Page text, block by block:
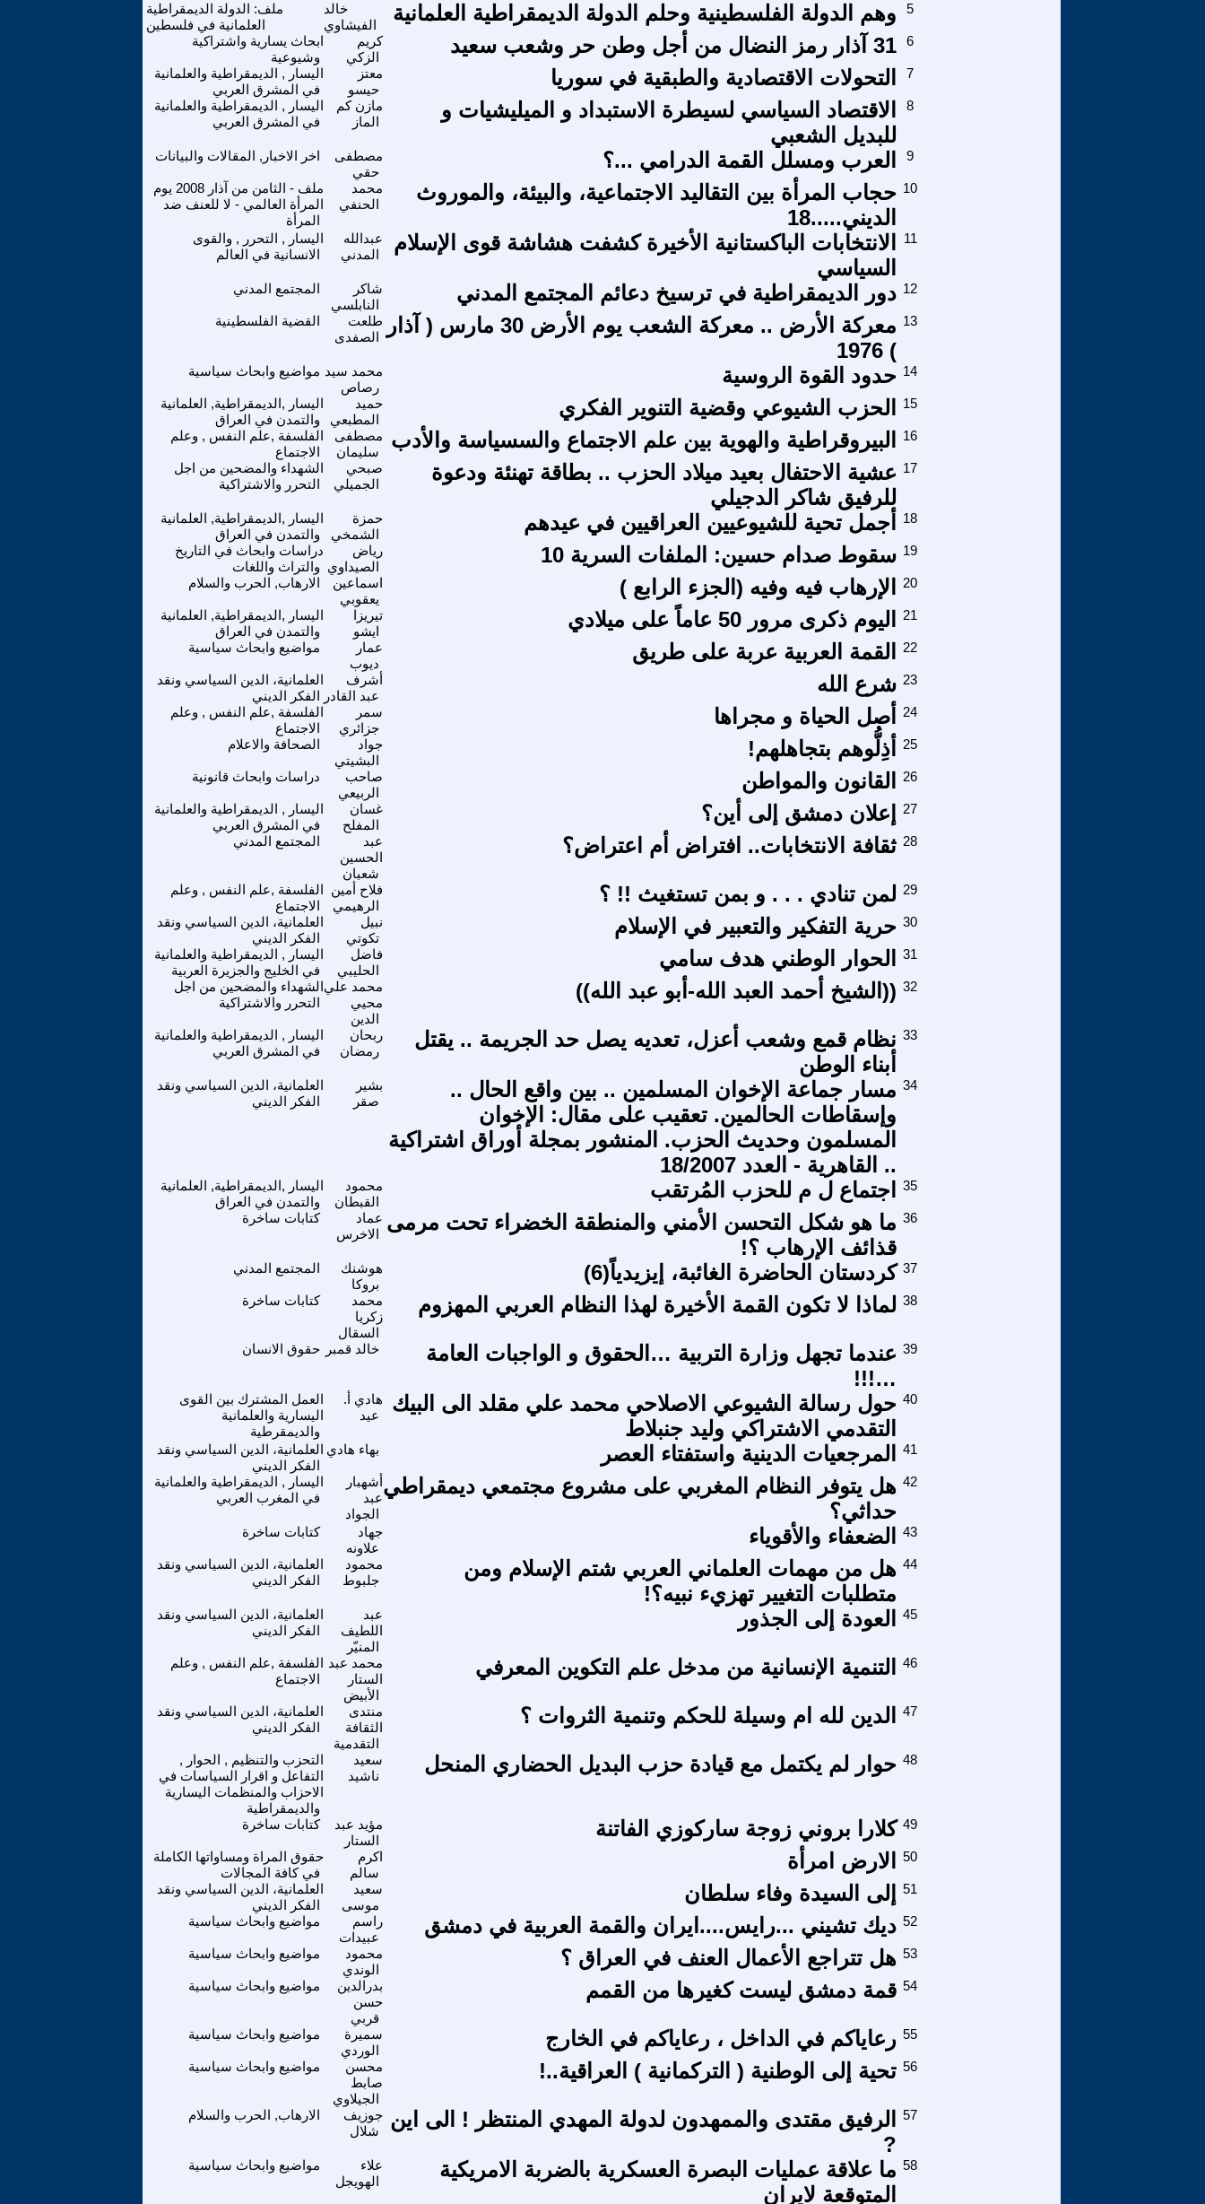
ملف: الدولة الديمقراطية
العلمانية في فلسطين
خالد
الفيشاوي
وهم الدولة الفلسطينية وحلم الدولة الديمقراطية العلمانية 5
ابحاث يسارية واشتراكية
وشيوعية
كريم
الزكي
31 آذار رمز النضال من أجل وطن حر وشعب سعيد 6
اليسار , الديمقراطية والعلمانية
في المشرق العربي
معتز
حيسو
التحولات الاقتصادية والطبقية في سوريا 7
اليسار , الديمقراطية والعلمانية
في المشرق العربي
مازن كم
الماز
الاقتصاد السياسي لسيطرة الاستبداد و الميليشيات و
للبديل الشعبي
8
اخر الاخبار, المقالات والبيانات
مصطفى
حقي
العرب ومسلل القمة الدرامي ...؟ 9
ملف - الثامن من آذار 2008 يوم
المرأة العالمي - لا للعنف ضد
المرأة
محمد
الحنفي
حجاب المرأة بين التقاليد الاجتماعية، والبيئة، والموروث
الديني.....18
10
اليسار , التحرر , والقوى
الانسانية في العالم
عبدالله
المدني
الانتخابات الباكستانية الأخيرة كشفت هشاشة قوى الإسلام
السياسي
11
المجتمع المدني
شاكر
النابلسي
دور الديمقراطية في ترسيخ دعائم المجتمع المدني 12
القضية الفلسطينية
طلعت
الصفدى
معركة الأرض .. معركة الشعب يوم الأرض 30 مارس ( آذار
) 1976
13
مواضيع وابحاث سياسية محمد سيد
رصاص
حدود القوة الروسية 14
اليسار ,الديمقراطية, العلمانية
والتمدن في العراق
حميد
المطبعي
الحزب الشيوعي وقضية التنوير الفكري 15
الفلسفة ,علم النفس , وعلم
الاجتماع
مصطفى
سليمان
البيروقراطية والهوية بين علم الاجتماع والسسياسة والأدب 16
الشهداء والمضحين من اجل
التحرر والاشتراكية
صبحي
الجميلي
عشية الاحتفال بعيد ميلاد الحزب .. بطاقة تهنئة ودعوة
للرفيق شاكر الدجيلي
17
اليسار ,الديمقراطية, العلمانية
والتمدن في العراق
حمزة
الشمخي
أجمل تحية للشيوعيين العراقيين في عيدهم 18
دراسات وابحاث في التاريخ
والتراث واللغات
رياض
الصيداوي
سقوط صدام حسين: الملفات السرية 10 19
الارهاب, الحرب والسلام
اسماعين
يعقوبي
الإرهاب فيه وفيه (الجزء الرابع ) 20
اليسار ,الديمقراطية, العلمانية
والتمدن في العراق
تيريزا
ايشو
اليوم ذكرى مرور 50 عاماً على ميلادي 21
مواضيع وابحاث سياسية
عمار
ديوب
القمة العربية عربة على طريق 22
العلمانية، الدين السياسي ونقد
الفكر الديني
أشرف
عبد القادر
شرع الله 23
الفلسفة ,علم النفس , وعلم
الاجتماع
سمر
جزائري
أصل الحياة و مجراها 24
الصحافة والاعلام
جواد
البشيتي
أذِلُّوهم بتجاهلهم! 25
دراسات وابحاث قانونية
صاحب
الربيعي
القانون والمواطن 26
اليسار , الديمقراطية والعلمانية
في المشرق العربي
غسان
المفلح
إعلان دمشق إلى أين؟ 27
المجتمع المدني
عبد
الحسين
شعبان
ثقافة الانتخابات.. افتراض أم اعتراض؟ 28
الفلسفة ,علم النفس , وعلم
الاجتماع
فلاح أمين
الرهيمي
لمن تنادي . . . و بمن تستغيث !! ؟ 29
العلمانية، الدين السياسي ونقد
الفكر الديني
نبيل
تكوتي
حرية التفكير والتعبير في الإسلام 30
اليسار , الديمقراطية والعلمانية
في الخليج والجزيرة العربية
فاضل
الحليبي
الحوار الوطني هدف سامي 31
الشهداء والمضحين من اجل
التحرر والاشتراكية
محمد علي
محيي
الدين
((الشيخ أحمد العبد الله-أبو عبد الله)) 32
اليسار , الديمقراطية والعلمانية
في المشرق العربي
ربحان
رمضان
نظام قمع وشعب أعزل، تعديه يصل حد الجريمة .. يقتل
أبناء الوطن
33
العلمانية، الدين السياسي ونقد
الفكر الديني
بشير
صقر
مسار جماعة الإخوان المسلمين .. بين واقع الحال ..
وإسقاطات الحالمين. تعقيب على مقال: الإخوان
المسلمون وحديث الحزب. المنشور بمجلة أوراق اشتراكية
.. القاهرية - العدد 18/2007
34
اليسار ,الديمقراطية, العلمانية
والتمدن في العراق
محمود
القبطان
اجتماع ل م للحزب المُرتقب 35
كتابات ساخرة
عماد
الاخرس ما هو شكل التحسن الأمني والمنطقة الخضراء تحت مرمى
قذائف الإرهاب ؟!
36
المجتمع المدني
هوشنك
بروكا
كردستان الحاضرة الغائبة، إيزيدياً(6) 37
كتابات ساخرة
محمد
زكريا
السقال
لماذا لا تكون القمة الأخيرة لهذا النظام العربي المهزوم 38
حقوق الانسان خالد قمبر
عندما تجهل وزارة التربية …الحقوق و الواجبات العامة
…!!!
39
العمل المشترك بين القوى
اليسارية والعلمانية
والديمقرطية
هادي أ.
عيد
حول رسالة الشيوعي الاصلاحي محمد علي مقلد الى البيك
التقدمي الاشتراكي وليد جنبلاط
40
العلمانية، الدين السياسي ونقد
الفكر الديني
بهاء هادي المرجعيات الدينية واستفتاء العصر 41
اليسار , الديمقراطية والعلمانية
في المغرب العربي
أشهبار
عبد
الجواد
هل يتوفر النظام المغربي على مشروع مجتمعي ديمقراطي
حداثي؟
42
كتابات ساخرة
جهاد
علاونه
الضعفاء والأقوياء 43
العلمانية، الدين السياسي ونقد
الفكر الديني
محمود
جلبوط
هل من مهمات العلماني العربي شتم الإسلام ومن
متطلبات التغيير تهزيء نبيه؟!
44
العلمانية، الدين السياسي ونقد
الفكر الديني
عبد
اللطيف
المنيّر
العودة إلى الجذور 45
الفلسفة ,علم النفس , وعلم
الاجتماع
محمد عبد
الستار
الأبيض
التنمية الإنسانية من مدخل علم التكوين المعرفي 46
العلمانية، الدين السياسي ونقد
الفكر الديني
منتدى
الثقافة
التقدمية
الدين لله ام وسيلة للحكم وتنمية الثروات ؟ 47
التحزب والتنظيم , الحوار ,
التفاعل و اقرار السياسات في
الاحزاب والمنظمات اليسارية
والديمقراطية
سعيد
ناشيد
حوار لم يكتمل مع قيادة حزب البديل الحضاري المنحل 48
كتابات ساخرة
مؤيد عبد
الستار
كلارا بروني زوجة ساركوزي الفاتنة 49
حقوق المراة ومساواتها الكاملة
في كافة المجالات
اكرم
سالم
الارض امرأة 50
العلمانية، الدين السياسي ونقد
الفكر الديني
سعيد
موسى
إلى السيدة وفاء سلطان 51
مواضيع وابحاث سياسية
راسم
عبيدات
ديك تشيني ...رايس....ايران والقمة العربية في دمشق 52
مواضيع وابحاث سياسية
محمود
الوندي
هل تتراجع الأعمال العنف في العراق ؟ 53
مواضيع وابحاث سياسية
بدرالدين
حسن
قربي
قمة دمشق ليست كغيرها من القمم 54
مواضيع وابحاث سياسية
سميرة
الوردي
رعاياكم في الداخل ، رعاياكم في الخارج 55
مواضيع وابحاث سياسية
محسن
صابط
الجيلاوي
تحية إلى الوطنية ( التركمانية ) العراقية..! 56
الارهاب, الحرب والسلام
جوزيف
شلال
الرفيق مقتدى والممهدون لدولة المهدي المنتظر ! الى اين
?
57
مواضيع وابحاث سياسية
علاء
الهويجل
ما علاقة عمليات البصرة العسكرية بالضربة الامريكية
المتوقعة لايران
58